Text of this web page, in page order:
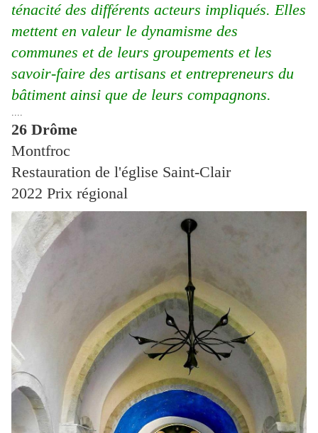
ténacité des différents acteurs impliqués. Elles
mettent en valeur le dynamisme des
communes et de leurs groupements et les
savoir-faire des artisans et entrepreneurs du
bâtiment ainsi que de leurs compagnons.
....
26 Drôme
Montfroc
Restauration de l'église Saint-Clair
2022 Prix régional